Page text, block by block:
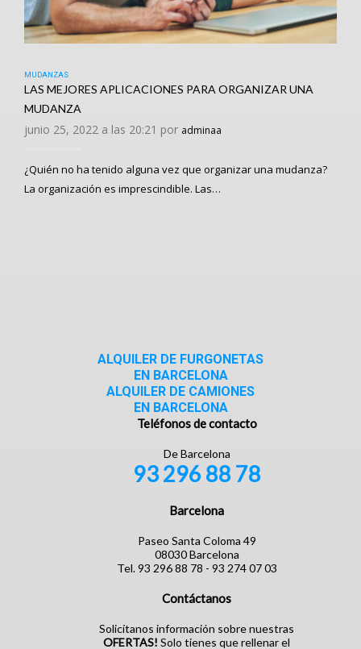
MUDANZAS
LAS MEJORES APLICACIONES PARA ORGANIZAR UNA
MUDANZA
junio 25, 2022 a las 20:21 por adminaa
¿Quién no ha tenido alguna vez que organizar una mudanza?
La organización es imprescindible. Las…
ALQUILER DE FURGONETAS
EN BARCELONA
ALQUILER DE CAMIONES
EN BARCELONA
Teléfonos de contacto
De Barcelona
93 296 88 78
Barcelona
Paseo Santa Coloma 49
08030 Barcelona
Tel. 93 296 88 78 - 93 274 07 03
Contáctanos
Solicítanos información sobre nuestras
OFERTAS! Solo tienes que rellenar el